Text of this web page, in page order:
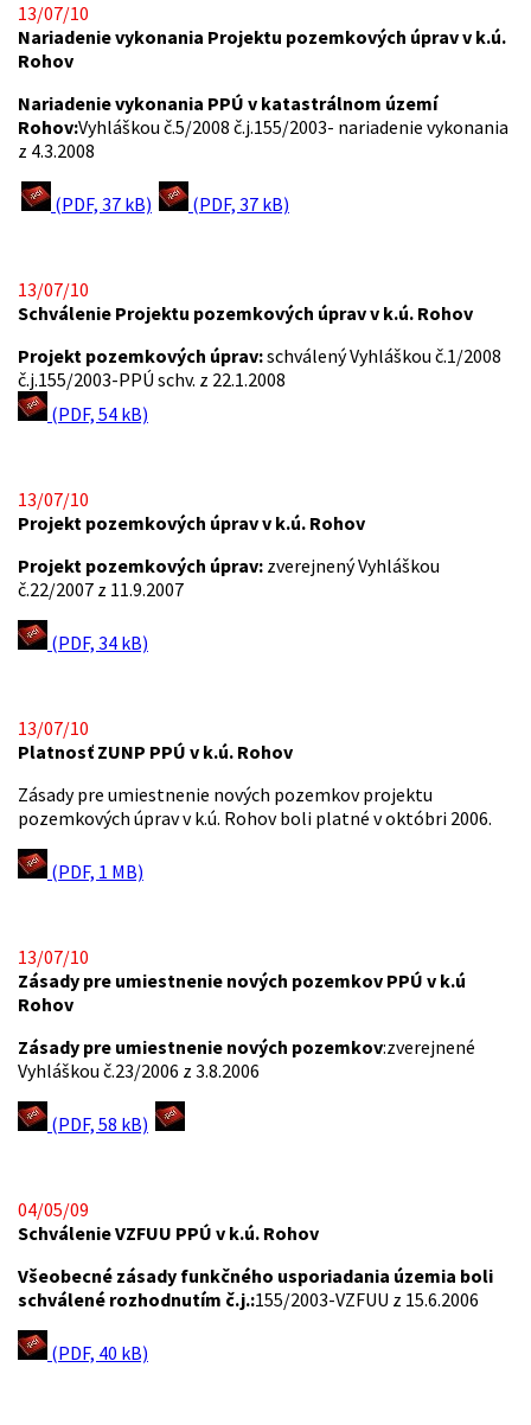
13/07/10
Nariadenie vykonania Projektu pozemkových úprav v k.ú.
Rohov
Nariadenie vykonania PPÚ v katastrálnom území
Rohov:Vyhláškou č.5/2008 č.j.155/2003- nariadenie vykonania
z 4.3.2008
(PDF, 37 kB) (PDF, 37 kB)
13/07/10
Schválenie Projektu pozemkových úprav v k.ú. Rohov
Projekt pozemkových úprav:schválený Vyhláškou č.1/2008
č.j.155/2003-PPÚ schv. z 22.1.2008
(PDF, 54 kB)
13/07/10
Projekt pozemkových úprav v k.ú. Rohov
Projekt pozemkových úprav: zverejnený Vyhláškou
č.22/2007 z 11.9.2007
(PDF, 34 kB)
13/07/10
Platnosť ZUNP PPÚ v k.ú. Rohov
Zásady pre umiestnenie nových pozemkov projektu
pozemkových úprav v k.ú. Rohov boli platné v októbri 2006.
(PDF, 1 MB)
13/07/10
Zásady pre umiestnenie nových pozemkov PPÚ v k.ú
Rohov
Zásady pre umiestnenie nových pozemkov:zverejnené
Vyhláškou č.23/2006 z 3.8.2006
(PDF, 58 kB)
04/05/09
Schválenie VZFUU PPÚ v k.ú. Rohov
Všeobecné zásady funkčného usporiadania územia boli
schválené rozhodnutím č.j.:155/2003-VZFUU z 15.6.2006
(PDF, 40 kB)